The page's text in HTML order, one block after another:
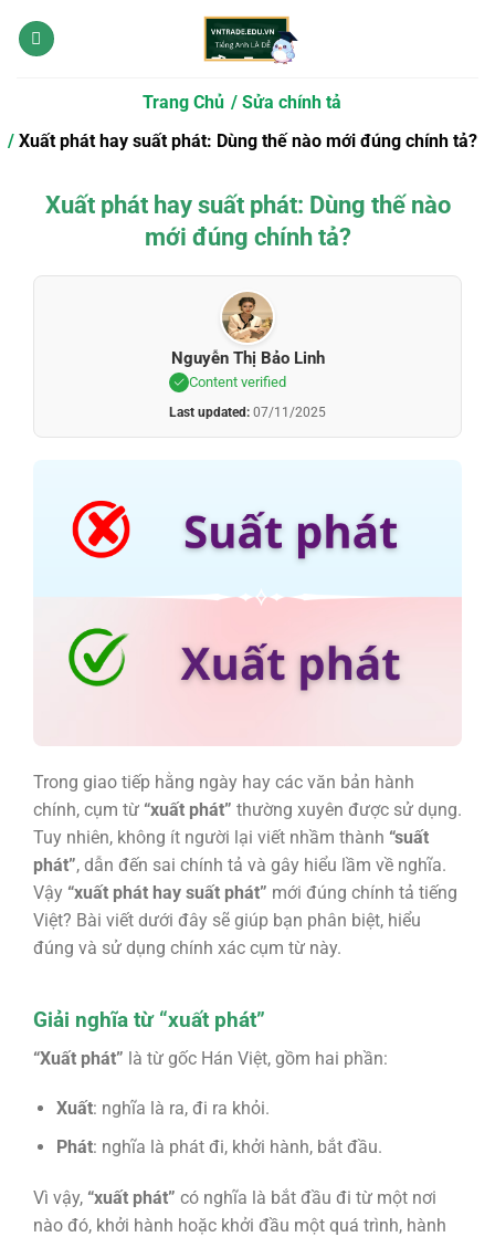
qua
Trang Chủ
Sửa chính tả
Xuất phát hay suất phát: Dùng thế nào mới đúng chính tả?
Xuất phát hay suất phát: Dùng thế nào
mới đúng chính tả?
Nguyễn Thị Bảo Linh
Content verified
Last updated: 07/11/2025
Trong giao tiếp hằng ngày hay các văn bản hành
chính, cụm từ “xuất phát” thường xuyên được sử dụng.
Tuy nhiên, không ít người lại viết nhầm thành “suất
phát”, dẫn đến sai chính tả và gây hiểu lầm về nghĩa.
Vậy “xuất phát hay suất phát” mới đúng chính tả tiếng
Việt? Bài viết dưới đây sẽ giúp bạn phân biệt, hiểu
đúng và sử dụng chính xác cụm từ này.
Giải nghĩa từ “xuất phát”
“Xuất phát” là từ gốc Hán Việt, gồm hai phần:
Xuất: nghĩa là ra, đi ra khỏi.
Phát: nghĩa là phát đi, khởi hành, bắt đầu.
Vì vậy, “xuất phát” có nghĩa là bắt đầu đi từ một nơi
nào đó, khởi hành hoặc khởi đầu một quá trình, hành